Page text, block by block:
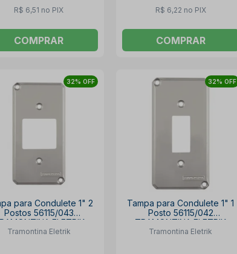
R$ 6,51 no PIX
COMPRAR
R$ 6,22 no PIX
COMPRAR
32% OFF
para Condulete 1" 2
Postos 56115/043
ELETRIK
Tramontina Eletrik
32% OFF
Tampa para Condulete 1" 1
Posto 56115/042
TRAMONTINA ELETRIK
Tramontina Eletrik